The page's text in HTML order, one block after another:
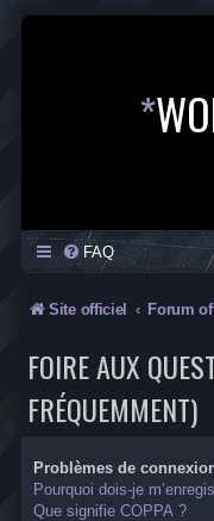
*
FAQ
Site officiel
FOIRE AUX
FRÉQUEMMENT)
Problèmes de
Pourquoi dois-je
Que signifie COPPA ?